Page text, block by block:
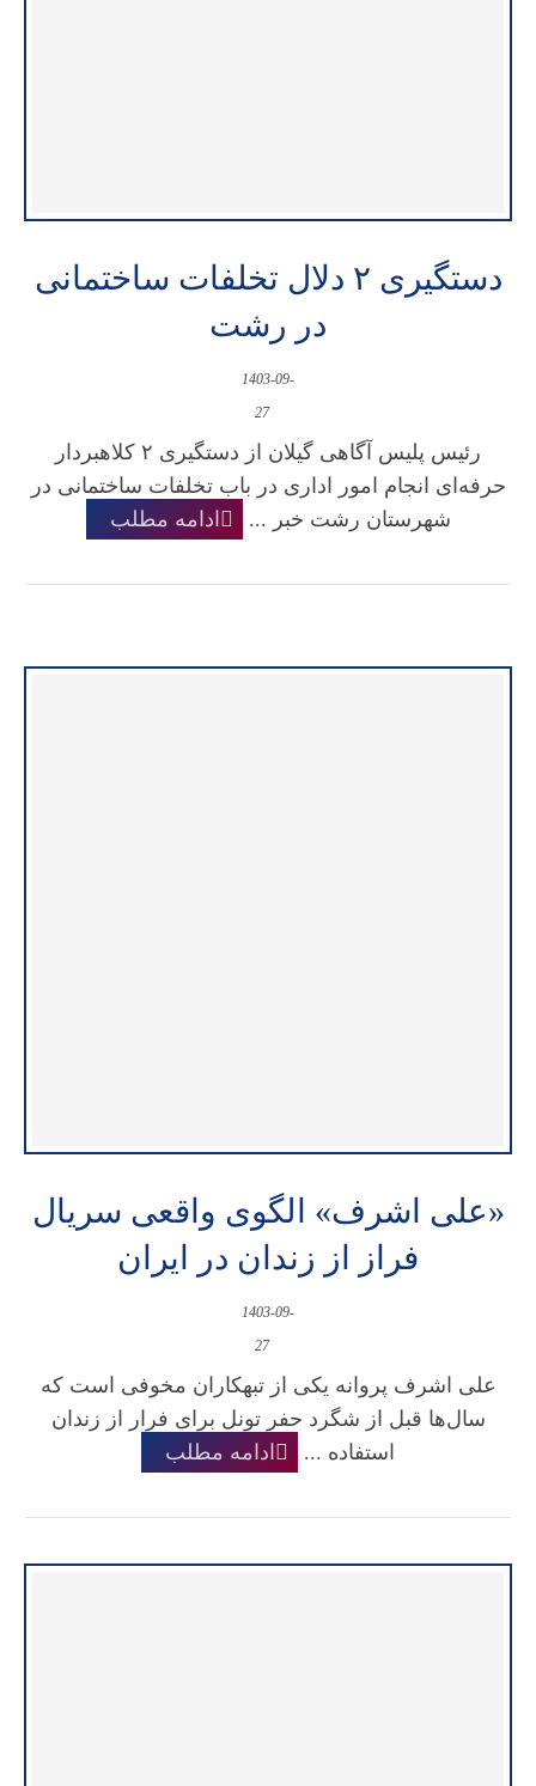
دستگیری ۲ دلال تخلفات ساختمانی
در رشت
1403-09-
27
رئیس پلیس آگاهی گیلان از دستگیری ۲ کلاهبردار
حرفه‌ای انجام امور اداری در باب تخلفات ساختمانی در
شهرستان رشت خبر ...
ادامه مطلب
«علی اشرف» الگوی واقعی سریال
فراز از زندان در ایران
1403-09-
27
علی اشرف پروانه یکی از تبهکاران مخوفی است که
سال‌ها قبل از شگرد حفر تونل برای فرار از زندان
استفاده ...
ادامه مطلب